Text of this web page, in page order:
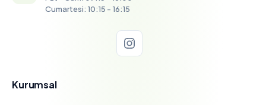
Cumartesi: 10:15 - 16:15
Kurumsal